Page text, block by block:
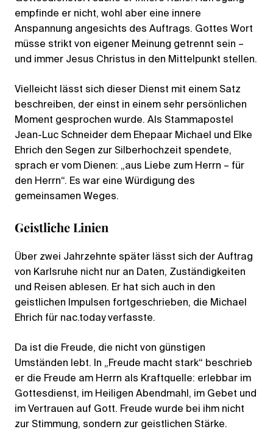
empfinde er nicht, wohl aber eine innere
Anspannung angesichts des Auftrags. Gottes Wort
müsse strikt von eigener Meinung getrennt sein –
und immer Jesus Christus in den Mittelpunkt stellen.
Vielleicht lässt sich dieser Dienst mit einem Satz
beschreiben, der einst in einem sehr persönlichen
Moment gesprochen wurde. Als Stammapostel
Jean-Luc Schneider dem Ehepaar Michael und Elke
Ehrich den Segen zur Silberhochzeit spendete,
sprach er vom Dienen: „aus Liebe zum Herrn – für
den Herrn“. Es war eine Würdigung des
gemeinsamen Weges.
Geistliche Linien
Über zwei Jahrzehnte später lässt sich der Auftrag
von Karlsruhe nicht nur an Daten, Zuständigkeiten
und Reisen ablesen. Er hat sich auch in den
geistlichen Impulsen fortgeschrieben, die Michael
Ehrich für nac.today verfasste.
Da ist die Freude, die nicht von günstigen
Umständen lebt. In „Freude macht stark“ beschrieb
er die Freude am Herrn als Kraftquelle: erlebbar im
Gottesdienst, im Heiligen Abendmahl, im Gebet und
im Vertrauen auf Gott. Freude wurde bei ihm nicht
zur Stimmung, sondern zur geistlichen Stärke.